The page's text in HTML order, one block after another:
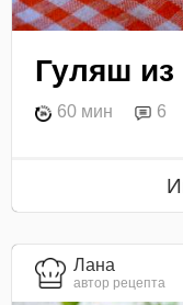
Гуляш из
60 мин 6
Лана
автор рецепта